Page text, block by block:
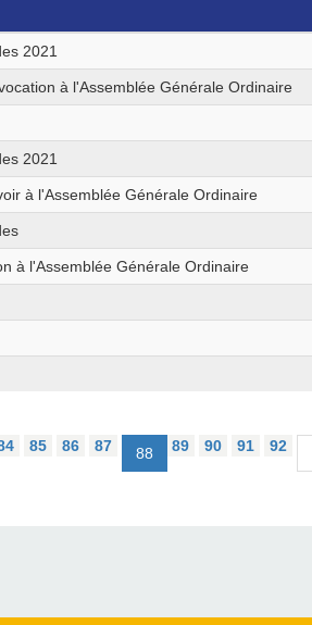
2021
à l'Assemblée Générale Ordinaire
2021
à l'Assemblée Générale Ordinaire
à l'Assemblée Générale Ordinaire
85 86 87 88 89 90 91 92